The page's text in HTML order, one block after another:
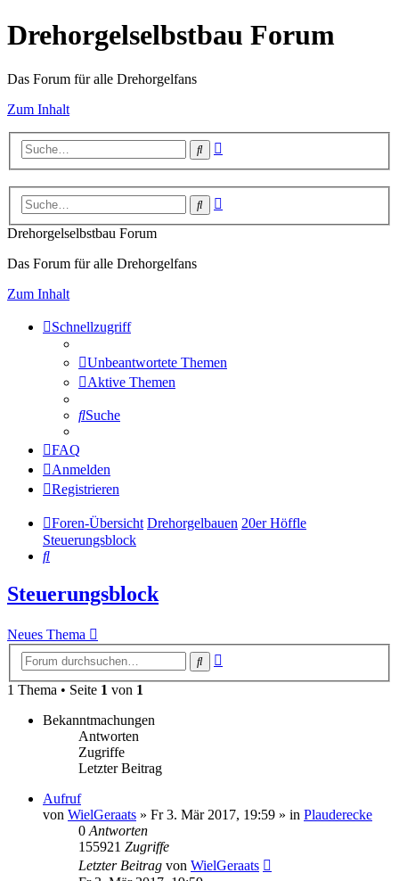
Drehorgelselbstbau Forum
Das Forum für alle Drehorgelfans
Zum Inhalt
Suche
Suche
Drehorgelselbstbau Forum
Das Forum für alle Drehorgelfans
Zum Inhalt
Schnellzugriff
Unbeantwortete Themen
Aktive Themen
Suche
FAQ
Anmelden
Registrieren
Foren-Übersicht Drehorgelbauen 20er Höffle
Steuerungsblock
Suche
Steuerungsblock
Neues Thema
Suche
1 Thema • Seite 1 von 1
Bekanntmachungen
Antworten
Zugriffe
Letzter Beitrag
Aufruf
von WielGeraats » Fr 3. Mär 2017, 19:59 » in Plauderecke
0Antworten
155921 Zugriffe
Letzter Beitrag von WielGeraats